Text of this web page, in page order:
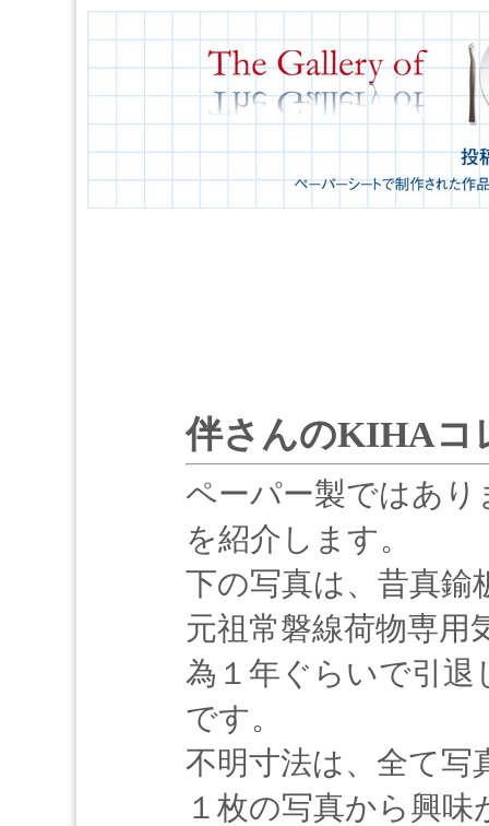
伴さんのKIHAコ
ペーパー製ではあ
を紹介します。
下の写真は、昔真鍮
元祖常磐線荷物専用
為１年ぐらいで引退
です。
不明寸法は、全て写
１枚の写真から興